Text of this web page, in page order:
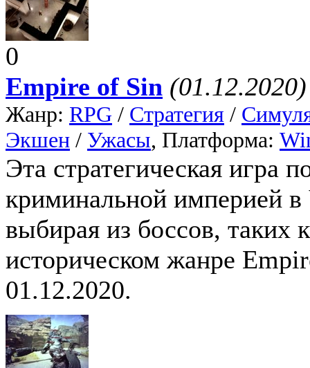
0
Empire of Sin (01.12.2020)
Жанр: RPG / Стратегия /
Экшен / Ужасы, Платформа:
Эта стратегическая игра
криминальной империей в
выбирая из боссов, таких
историческом жанре
01.12.2020.